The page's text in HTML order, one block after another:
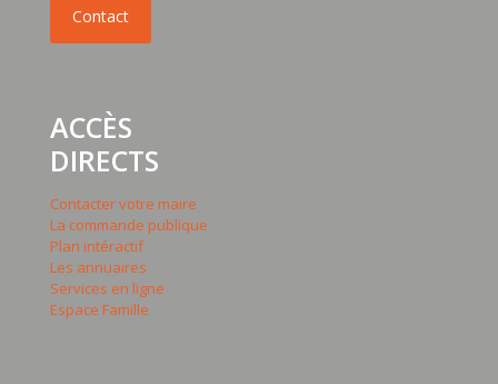
ACCÈS
DIRECTS
Contacter votre maire
La commande publique
Plan intéractif
Les annuaires
Services en ligne
Espace Famille